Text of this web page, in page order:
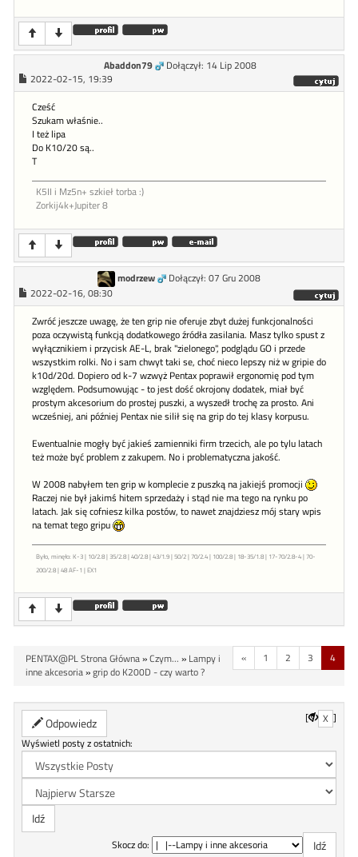
Abaddon79
Dołączył: 14 Lip 2008
2022-02-15, 19:39
Cześć
Szukam właśnie..
I też lipa
Do K10/20 są..
T
K5II i Mz5n+ szkieł torba :)
Zorkij4k+Jupiter 8
modrzew
Dołączył: 07 Gru 2008
2022-02-16, 08:30
Zwróć jeszcze uwagę, że ten grip nie oferuje zbyt dużej funkcjonalności
poza oczywistą funkcją dodatkowego źródła zasilania. Masz tylko spust z
wyłącznikiem i przycisk AE-L, brak "zielonego", podglądu GO i przede
wszystkim rolki. No i sam chwyt taki se, choć nieco lepszy niż w gripie do
k10d/20d. Dopiero od k-7 wzwyż Pentax poprawił ergonomię pod tym
względem. Podsumowując - to jest dość okrojony dodatek, miał być
prostym akcesorium do prostej puszki, a wyszedł trochę za prosto. Ani
wcześniej, ani później Pentax nie silił się na grip do tej klasy korpusu.
Ewentualnie mogły być jakieś zamienniki firm trzecich, ale po tylu latach
też może być problem z zakupem. No i problematyczna jakość.
W 2008 nabyłem ten grip w komplecie z puszką na jakiejś promocji
Raczej nie był jakimś hitem sprzedaży i stąd nie ma tego na rynku po
latach. Jak się cofniesz kilka postów, to nawet znajdziesz mój stary wpis
na temat tego gripu
Było, minęło: K-3 | 10/2.8 | 35/2.8 | 40/2.8 | 43/1.9 | 50/2 | 70/2.4 | 100/2.8 | 18-35/1.8 | 17-70/2.8-4 | 70-
200/2.8 | 48 AF-1 | EX1
« 1 2 3 4
PENTAX@PL Strona Główna»Czym... » Lampy i
inne akcesoria»grip do K200D - czy warto ?
Odpowiedz [ X ]
Wyświetl posty z ostatnich:
Skocz do: